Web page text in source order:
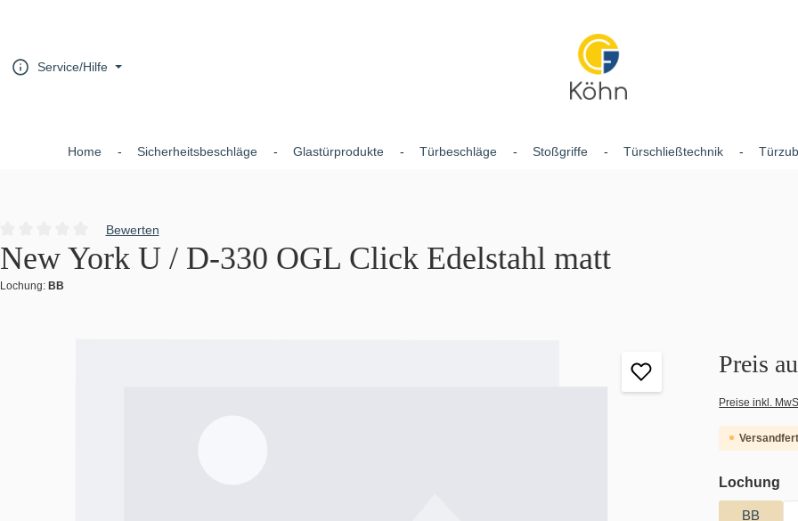
Service/Hilfe
Home Sicherheitsbeschläge Glastürprodukte Türbeschläge Stoßgriffe Türschließtechnik
Durchschnittliche Bewertung von 0 von 5 Sternen
Bewerten
New York U / D-330 OGL Click Edelstahl matt
Lochung: BB
Preis
Preise inkl.
Lochung
BB